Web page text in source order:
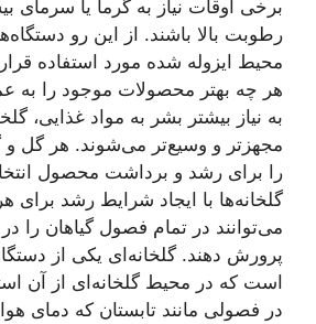
برخی اوقات نیاز به گرما یا سرمای
رطوبت بالا باشند. از این رو
محیط ایزوله شده مورد استفاده قرار
هر چه بهتر محصولات موجود را به
به نیاز بیشتر بشر به مواد غذایی،
مجهزتر و وسیع‌تر می‌شوند. هر گل
را برای رشد و برداشت محصول
گلخانه‌ها با ایجاد شرایط رشد برای
می‌توانند در تمام فصول گیاهان را
پرورش دهند. گلخانه‌ای یکی از
است که در محیط گلخانه‌ای از آن
در فصولی مانند تابستان که دمای